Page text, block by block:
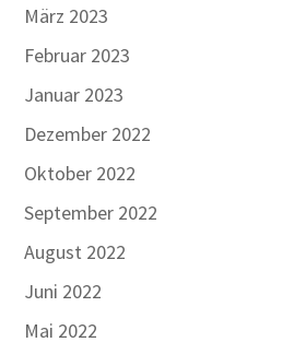
März 2023
Februar 2023
Januar 2023
Dezember 2022
Oktober 2022
September 2022
August 2022
Juni 2022
Mai 2022